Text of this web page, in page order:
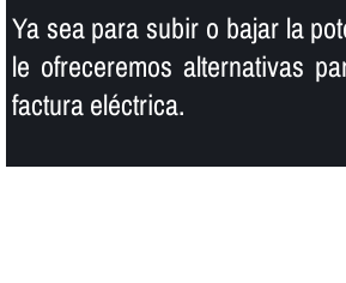
Ya sea para subir o bajar la
le ofreceremos alternativas
factura eléctrica.